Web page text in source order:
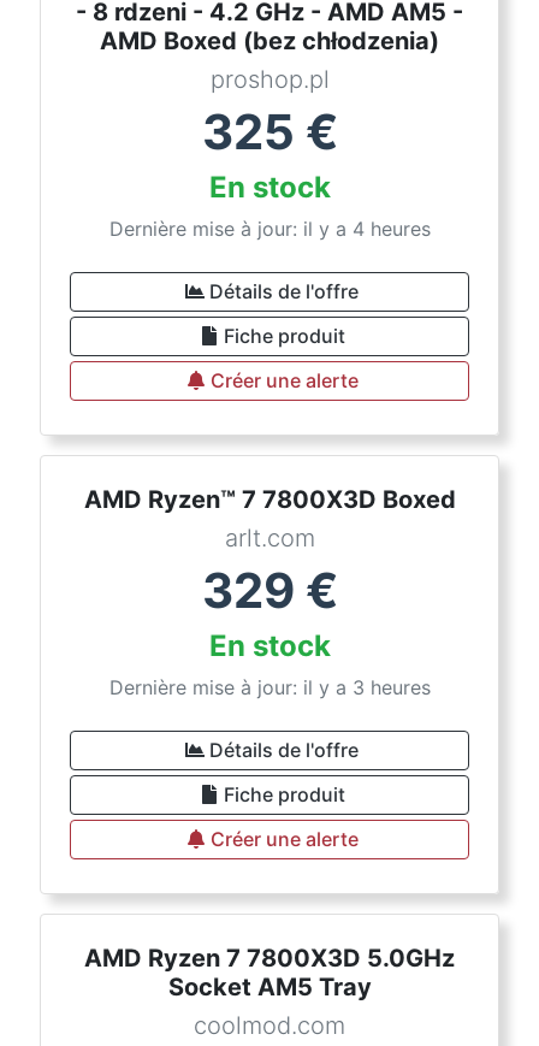
- 8 rdzeni - 4.2 GHz - AMD AM5 -
AMD Boxed (bez chłodzenia)
proshop.pl
325 €
En stock
Dernière mise à jour: il y a 4 heures
Détails de l'offre
Fiche produit
Créer une alerte
AMD Ryzen™ 7 7800X3D Boxed
arlt.com
329 €
En stock
Dernière mise à jour: il y a 3 heures
Détails de l'offre
Fiche produit
Créer une alerte
AMD Ryzen 7 7800X3D 5.0GHz
Socket AM5 Tray
coolmod.com